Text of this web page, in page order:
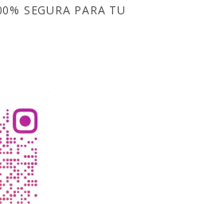
SEGURA PARA TU